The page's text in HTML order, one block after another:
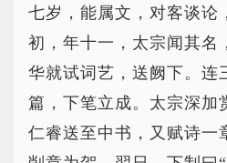
七岁，能属文，对客谈论
初，年十一，太宗闻其名
华就试词艺，送阙下。连
篇，下笔立成。太宗深加
仁睿送至中书，又赋诗一